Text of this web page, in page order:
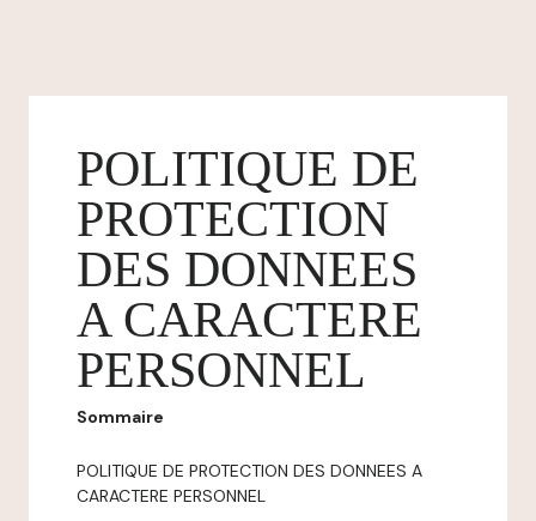
POLITIQUE DE
PROTECTION
DES DONNEES
A CARACTERE
PERSONNEL
Sommaire
POLITIQUE DE PROTECTION DES DONNEES A
CARACTERE PERSONNEL